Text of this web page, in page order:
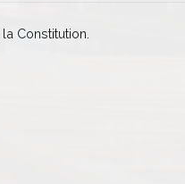
Constitution.